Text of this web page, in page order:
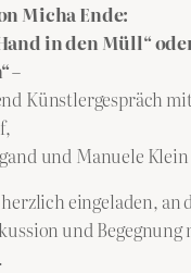
Micha Ende:
in den Müll“
–
Künstlergespräch
und Manuele Klein
eingeladen, an
und